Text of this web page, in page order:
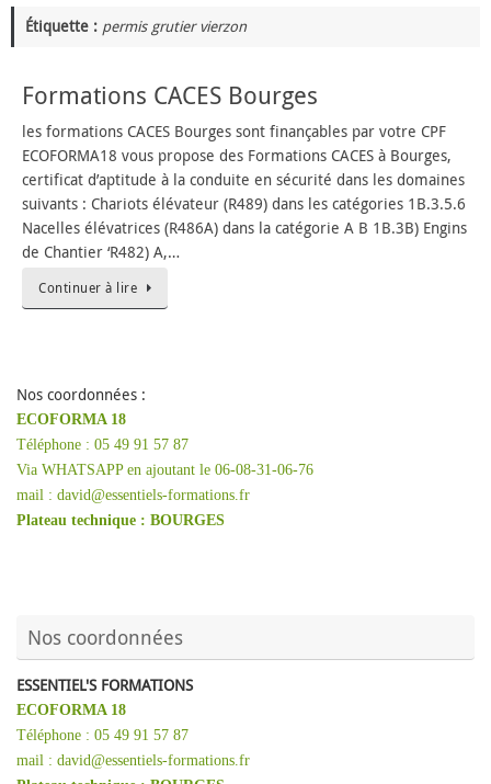
Étiquette : permis grutier vierzon
Formations CACES Bourges
les formations CACES Bourges sont finançables par votre CPF
ECOFORMA18 vous propose des Formations CACES à Bourges,
certificat d’aptitude à la conduite en sécurité dans les domaines
suivants : Chariots élévateur (R489) dans les catégories 1B.3.5.6
Nacelles élévatrices (R486A) dans la catégorie A B 1B.3B) Engins
de Chantier ‘R482) A,…
Continuer à lire
Nos coordonnées :
ECOFORMA 18
Téléphone : 05 49 91 57 87
Via WHATSAPP en ajoutant le 06-08-31-06-76
mail : david@essentiels-formations.fr
Plateau technique : BOURGES
Nos coordonnées
ESSENTIEL'S FORMATIONS
ECOFORMA 18
Téléphone : 05 49 91 57 87
mail : david@essentiels-formations.fr